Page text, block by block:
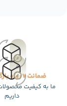
ضمانت 7 روزه بازگشت کالا
ما به کیفیت
داریم